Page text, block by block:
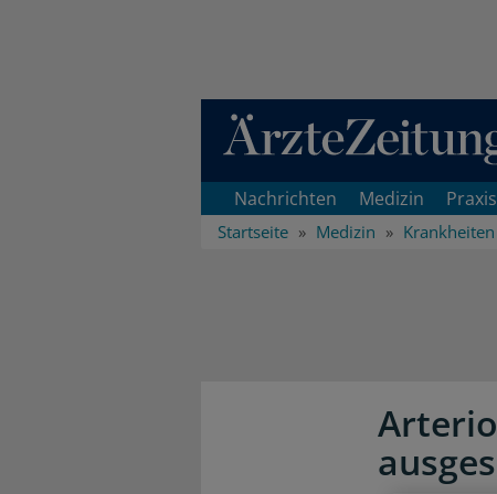
Direkt zum Inhaltsbereich
Nachrichten Medizin
Startseite Medizin Krankheiten